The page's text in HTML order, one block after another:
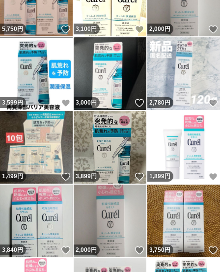
5,750円 いいね！
3,100円 いいね！
2,000円
3,599円 いいね！
3,000円 いいね！
2,780円
1,499円 いいね！
3,899円 いいね！
1,899円
3,840 円 いいね！
2,000円 いいね！
3,750円